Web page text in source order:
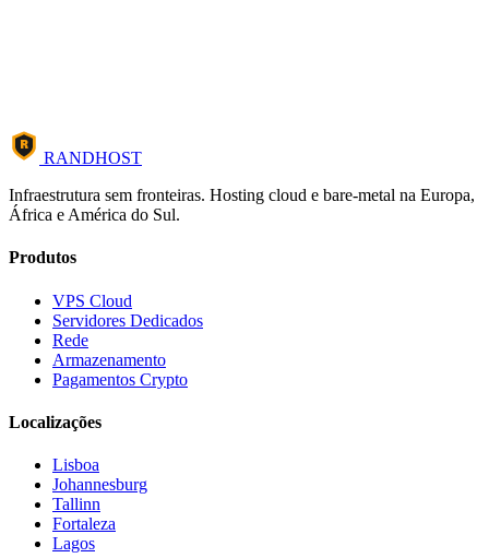
R
RANDHOST
Infraestrutura sem fronteiras. Hosting cloud e bare-metal na Europa,
África e América do Sul.
Produtos
VPS Cloud
Servidores Dedicados
Rede
Armazenamento
Pagamentos Crypto
Localizações
Lisboa
Johannesburg
Tallinn
Fortaleza
Lagos